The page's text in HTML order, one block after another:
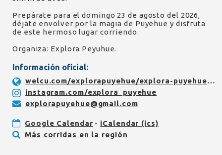
Prepárate para el domingo 23 de agosto del 2026,
déjate envolver por la magia de Puyehue y disfruta
de este hermoso lugar corriendo.
Organiza: Explora Peyuhue.
Información oficial:
welcu.com/explorapuyehue/explora-puyehue-fundo-el-caulle
instagram.com/explora_puyehue
explorapuyehue@gmail.com
Google Calendar - iCalendar (ics)
Más corridas en la región